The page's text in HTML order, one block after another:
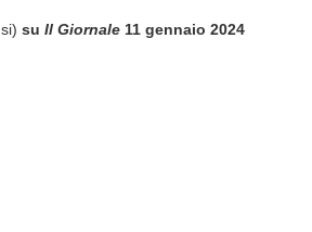
suIl Giornale 11 gennaio 2024